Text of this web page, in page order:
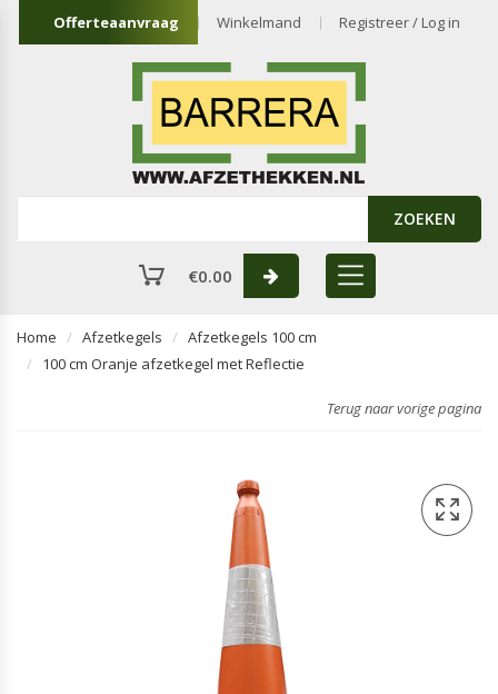
Offerteaanvraag Winkelmand Registreer / Log in
ZOEKEN
€0.00
Home Afzetkegels
Afzetkegels 100 cm
100 cm Oranje afzetkegel met Reflectie
Terug naar vorige pagina